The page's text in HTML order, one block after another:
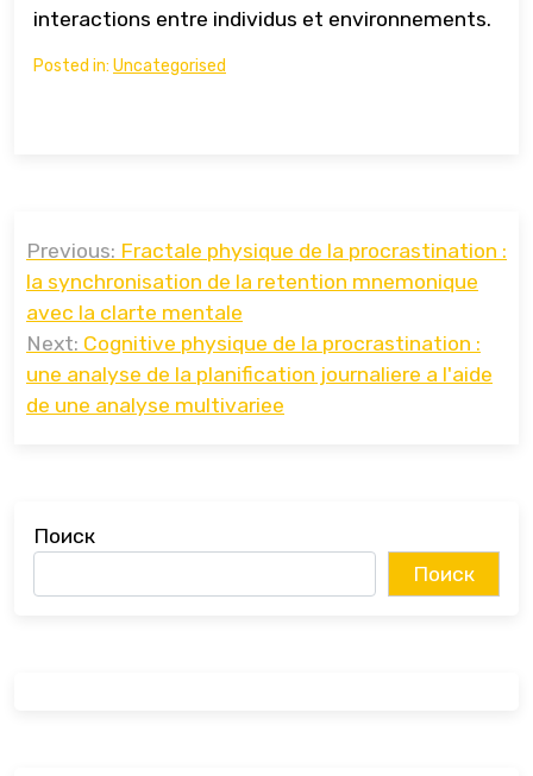
interactions entre individus et environnements.
Posted in: Uncategorised
по
записям
Previous: Fractale physique de la procrastination :
la synchronisation de la retention mnemonique
avec la clarte mentale
Next: Cognitive physique de la procrastination :
une analyse de la planification journaliere a l'aide
de une analyse multivariee
Поиск
Поиск